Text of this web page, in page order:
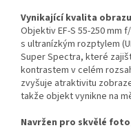
Vynikající kvalita obrazu
Objektiv EF-S 55-250 mm
s ultranízkým rozptylem
Super Spectra, které
kontrastem v celém
zvyšuje atraktivitu
takže objekt vynikne na
Navržen pro skvělé